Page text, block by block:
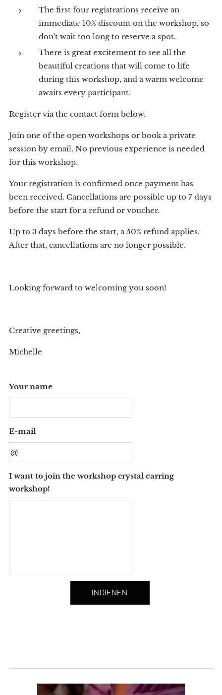
The first four registrations receive an
immediate 10% discount on the workshop, so
don't wait too long to reserve a spot.
There is great excitement to see all the
beautiful creations that will come to life
during this workshop, and a warm welcome
awaits every participant.
Register via the contact form below.
Join one of the open workshops or book a private
session by email. No previous experience is needed
for this workshop.
Your registration is confirmed once payment has
been received. Cancellations are possible up to 7 days
before the start for a refund or voucher.
Up to 3 days before the start, a 50% refund applies.
After that, cancellations are no longer possible.
Looking forward to welcoming you soon!
Creative greetings,
Michelle
Your name
E-mail
I want to join the workshop crystal earring
workshop!
INDIENEN